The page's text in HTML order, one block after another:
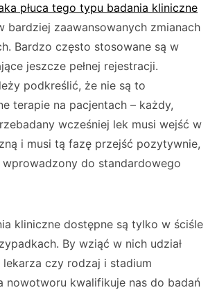
płuca tego typu badania kliniczne
bardziej zaawansowanych zmianach
Bardzo często stosowane są w
jeszcze pełnej rejestracji.
podkreślić, że nie są to
terapie na pacjentach – każdy,
wcześniej lek musi wejść w
i musi tą fazę przejść pozytywnie,
wprowadzony do standardowego
kliniczne dostępne są tylko w ściśle
By wziąć w nich udział
czy rodzaj i stadium
nowotworu kwalifikuje nas do badań